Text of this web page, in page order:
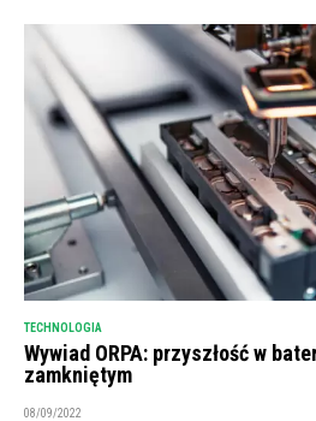
TECHNOLOGIA
Wywiad ORPA: przyszłość w
zamkniętym
08/09/2022